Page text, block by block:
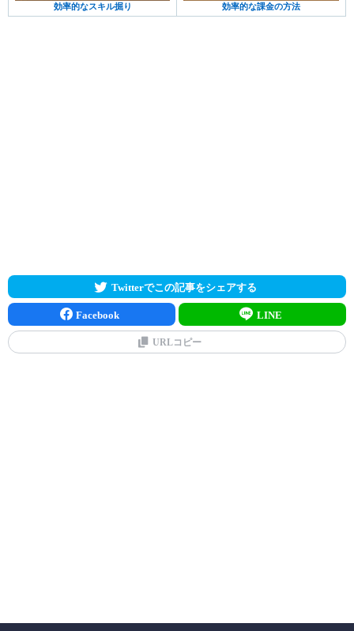
効率的なスキル掘り 効率的な課金の方法
Twitterでこの記事をシェアする
Facebook LINE
URLコピー